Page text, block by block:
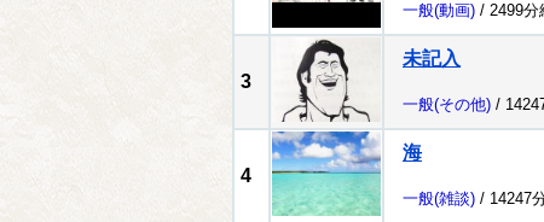
一般(動画) / 2499分
3
未記入
一般(その他) /
4
海
一般(雑談) / 14247